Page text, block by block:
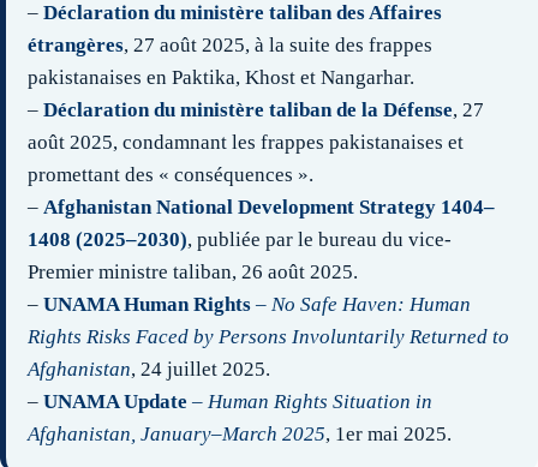
– Déclaration du ministère taliban des Affaires
étrangères, 27 août 2025, à la suite des frappes
pakistanaises en Paktika, Khost et Nangarhar.
– Déclaration du ministère taliban de la Défense, 27
août 2025, condamnant les frappes pakistanaises et
promettant des « conséquences ».
– Afghanistan National Development Strategy 1404–
1408 (2025–2030), publiée par le bureau du vice-
Premier ministre taliban, 26 août 2025.
– UNAMA Human Rights – No Safe Haven: Human
Rights Risks Faced by Persons Involuntarily Returned to
Afghanistan, 24 juillet 2025.
– UNAMA Update – Human Rights Situation in
Afghanistan, January–March 2025, 1er mai 2025.